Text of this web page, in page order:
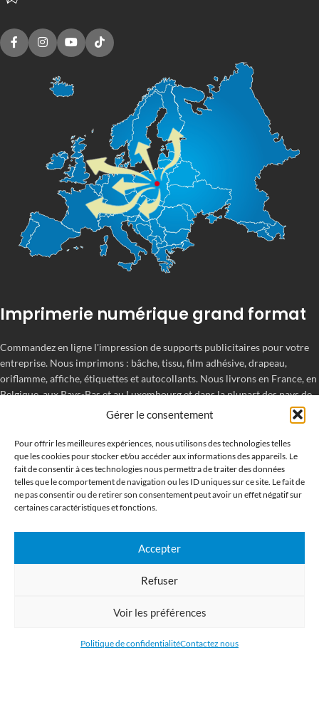
Gérer le consentement
Pour offrir les meilleures expériences, nous utilisons des technologies telles
que les cookies pour stocker et/ou accéder aux informations des appareils. Le
fait de consentir à ces technologies nous permettra de traiter des données
telles que le comportement de navigation ou les ID uniques sur ce site. Le fait de
ne pas consentir ou de retirer son consentement peut avoir un effet négatif sur
certaines caractéristiques et fonctions.
Accepter
Refuser
Voir les préférences
Politique de confidentialitéContactez nous
Imprimerie numérique grand format
Commandez en ligne l'impression de supports publicitaires pour votre
entreprise. Nous imprimons : bâche, tissu, film adhésive, drapeau,
oriflamme, affiche, étiquettes et autocollants. Nous livrons en France, en
Belgique, aux Pays-Bas et au Luxembourg et dans la plupart des pays de
CATÉGORIES
LIENS UTILES
RÉCENTS ARTICLES